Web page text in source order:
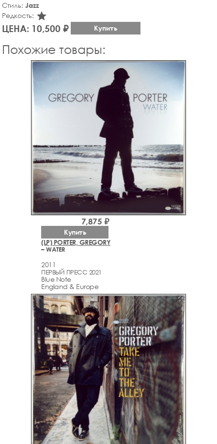
Стиль: Jazz
Редкость: star_rate
ЦЕНА: 10,500 ₽ Купить
Похожие товары:
(LP) PORTER, GREGORY
– WATER
2011
ПЕРВЫЙ ПРЕСС 2021
Blue Note
England & Europe
7,875 ₽
Купить